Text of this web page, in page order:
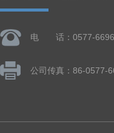
电 话：0577-